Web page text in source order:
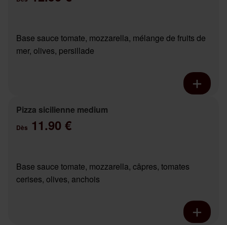
Base sauce tomate, mozzarella, mélange de fruits de
mer, olives, persillade
Pizza sicilienne medium
Dès 11.90 €
Base sauce tomate, mozzarella, câpres, tomates
cerises, olives, anchois